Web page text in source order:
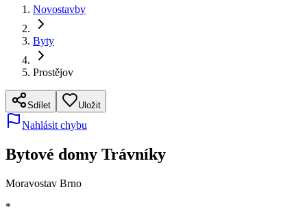
Novostavby
Byty
Prostějov
Sdílet Uložit
Nahlásit chybu
Bytové domy Trávníky
Moravostav Brno
*